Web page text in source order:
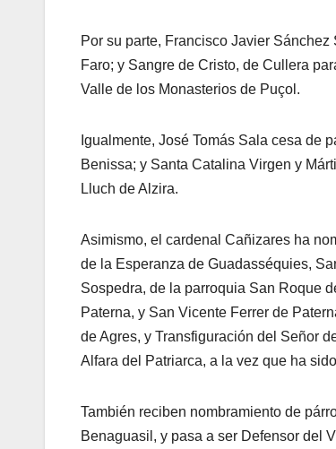
Por su parte, Francisco Javier
Faro; y Sangre de Cristo, de Cullera
Valle de los Monasterios de Puçol.
Igualmente, José Tomás Sala cesa de
Benissa; y Santa Catalina Virgen y
Lluch de Alzira.
Asimismo, el cardenal Cañizares ha
de la Esperanza de Guadasséquies,
Sospedra, de la parroquia San Roque
Paterna, y San Vicente Ferrer de
de Agres, y Transfiguración del Señor
Alfara del Patriarca, a la vez que ha
También reciben nombramiento de
Benaguasil, y pasa a ser Defensor del